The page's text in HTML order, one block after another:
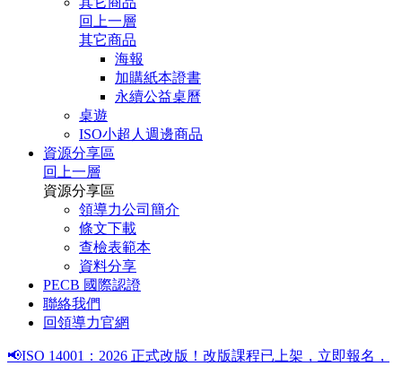
回上一層
其它商品
海報
加購紙本證書
永續公益桌曆
桌遊
ISO小超人週邊商品
資源分享區
回上一層
資源分享區
領導力公司簡介
條文下載
查檢表範本
資料分享
PECB 國際認證
聯絡我們
回領導力官網
📢ISO 14001：2026 正式改版！改版課程已上架，立即報名，